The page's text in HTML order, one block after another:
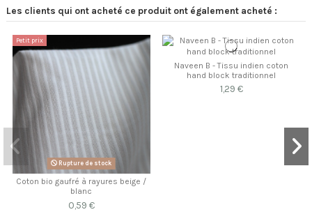
Les clients qui ont acheté ce produit ont également acheté :
Petit prix
Rupture de stock
Coton bio gaufré à rayures beige /
blanc
0,59 €
Naveen B - Tissu indien coton
hand block traditionnel
1,29 €